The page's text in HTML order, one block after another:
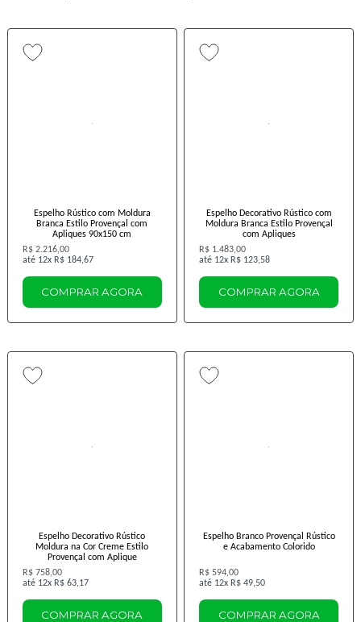
Espelho Rústico com Moldura
Branca Estilo Provençal com
Apliques 90x150 cm
R$ 2.216,00
12x R$ 184,67
COMPRAR AGORA
Espelho Decorativo Rústico com
Moldura Branca Estilo Provençal
com Apliques
R$ 1.483,00
12x R$ 123,58
COMPRAR AGORA
Espelho Decorativo Rústico
Moldura na Cor Creme Estilo
Provençal com Aplique
R$ 758,00
12x R$ 63,17
COMPRAR AGORA
Espelho Branco Provençal Rústico
e Acabamento Colorido
R$ 594,00
12x R$ 49,50
COMPRAR AGORA